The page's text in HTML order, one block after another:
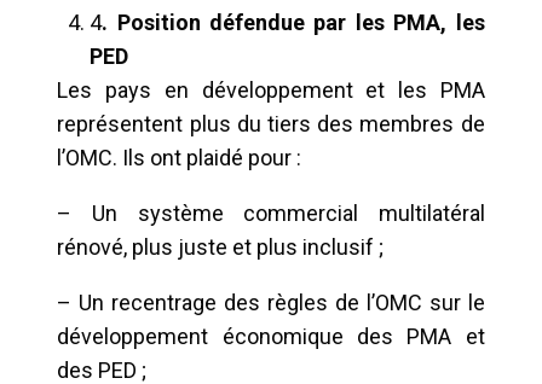
4. Position défendue par les PMA, les
PED
Les pays en développement et les PMA
représentent plus du tiers des membres de
l’OMC. Ils ont plaidé pour :
– Un système commercial multilatéral
rénové, plus juste et plus inclusif ;
– Un recentrage des règles de l’OMC sur le
développement économique des PMA et
des PED ;